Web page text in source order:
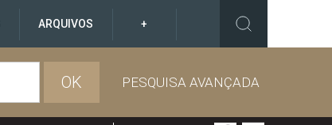
ARQUIVOS +
OK PESQUISA AVANÇADA